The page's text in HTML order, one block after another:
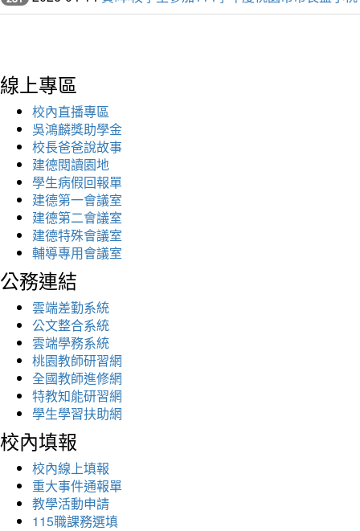
線上專區
校內直播專區
吳鴻麟獎助學金
校長爸爸說故事
建德閱讀園地
學生病假回報單
建德第一會議室
建德第二會議室
建德特殊會議室
輔導專用會議室
公務連結
雲端差勤系統
公文整合系統
雲端學務系統
桃園教師研習網
全國教師進修網
特教知能研習網
學生學習扶助網
校內填報
校內線上填報
重大事件通報單
教學活動申請
115職課務選填